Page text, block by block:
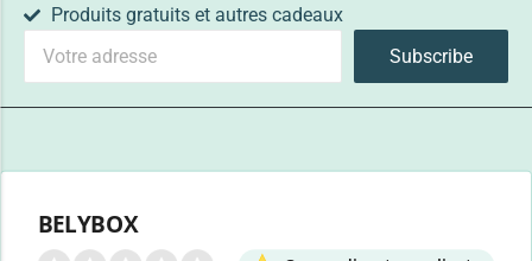
Produits gratuits et autres cadeaux
Subscribe
BELYBOX